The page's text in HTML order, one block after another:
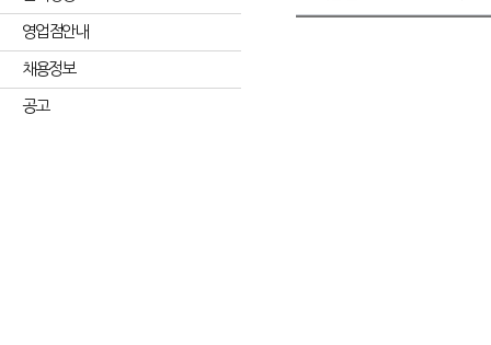
영업점안내
채용정보
공고